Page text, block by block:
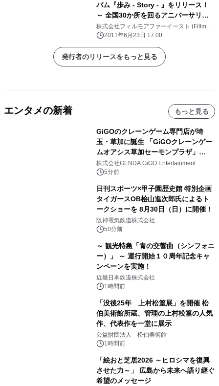
バム『歩み - Story - 』をリリース！
～ 全国30か所を回るアニバーサリー
ツアーもスタート！ ～
株式会社フィルモアファーイースト (Fillmore
Far East Inc.)
2011年6月23日 17:00
発行者のリリースをもっと見る
エンタメの新着 もっと見る
GiGOのクレーンゲーム専門店が埼
玉・草加に誕生 「GiGOクレーンゲー
ムオアシス草加セーモンプラザ」
2026年8月7日(金)10時グランドオープ
ン
株式会社GENDA GiGO Entertainment
5分前
日刊スポーツ×甲子園歴史館 特別企画
タイガースOB桧山進次郎氏によるト
ークショーを 8月30日（日）に開催！
阪神電気鉄道株式会社
50分前
～ 観光特急「青の交響曲（シンフォニ
ー）」 ～ 運行開始１０周年記念キャ
ンペーンを実施！
近畿日本鉄道株式会社
1時間前
「没後25年 上村松篁展」を開催 松
伯美術館所蔵、管理の上村松篁の人気
作、代表作を一堂に展示
公益財団法人 松伯美術館
1時間前
「絵おと芝居2026 ～ヒロシマを復興
させた力～」 広島から未来へ語り継ぐ
希望のメッセージ